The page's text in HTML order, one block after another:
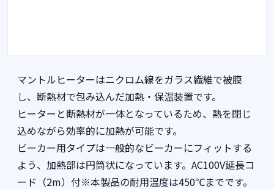
マントルヒーターはニクロム線をガラス繊維で被膜
し、断熱材で包み込んだ加熱・保温装置です。
ヒーターと断熱材が一体となっているため、熱を閉じ
込めながら効率的に加熱が可能です。
ビーカー用タイプは一般的なビーカーにフィットする
よう、加熱部は円筒状になっています。AC100V延長コ
ード（2m）付※本製品の耐用温度は450℃までです。